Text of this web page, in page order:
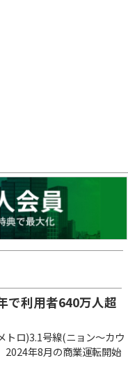
で利用者640万人超
ロ)3.1号線(ニョン～カウ
2024年8月の商業運転開始